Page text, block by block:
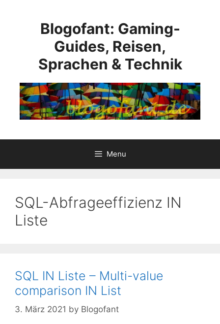
Blogofant: Gaming-
Guides, Reisen,
Sprachen & Technik
Menu
SQL-Abfrageeffizienz IN
Liste
SQL IN Liste – Multi-value
comparison IN List
3. März 2021 by Blogofant